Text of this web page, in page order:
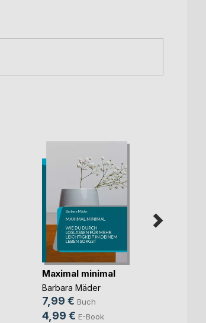
Maximal minimal
Barbara Mäder
7,99 € Buch
4,99 € E-Book